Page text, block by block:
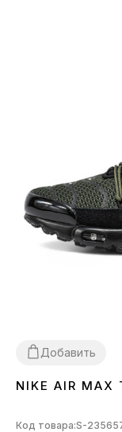
Добавить
4142 4344 45
NIKE AIR MAX
Код товара:S-